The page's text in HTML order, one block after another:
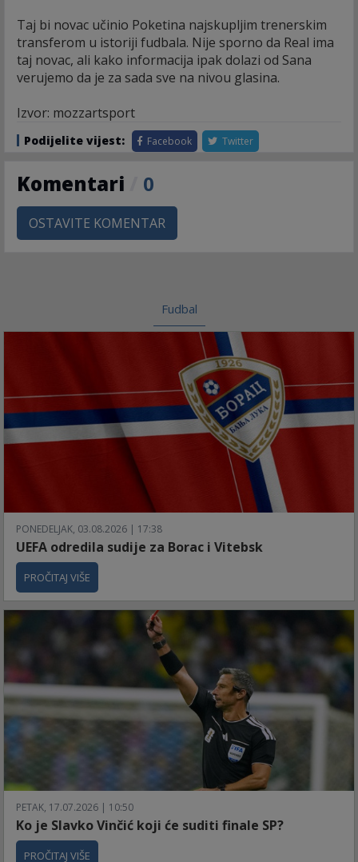
Taj bi novac učinio Poketina najskupljim trenerskim
transferom u istoriji fudbala. Nije sporno da Real ima
taj novac, ali kako informacija ipak dolazi od Sana
verujemo da je za sada sve na nivou glasina.
Izvor: mozzartsport
Podijelite vijest: Facebook Twitter
Komentari 0
OSTAVITE KOMENTAR
Fudbal
PONEDELJAK, 03.08.2026 | 17:38
UEFA odredila sudije za Borac i Vitebsk
PROČITAJ VIŠE
PETAK, 17.07.2026 | 10:50
Ko je Slavko Vinčić koji će suditi finale SP?
PROČITAJ VIŠE